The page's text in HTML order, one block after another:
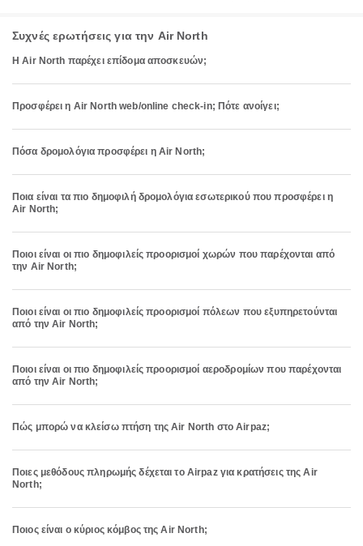
Συχνές ερωτήσεις για την Air North
Η Air North παρέχει επίδομα αποσκευών;
Προσφέρει η Air North web/online check-in; Πότε ανοίγει;
Πόσα δρομολόγια προσφέρει η Air North;
Ποια είναι τα πιο δημοφιλή δρομολόγια εσωτερικού που προσφέρει η
Air North;
Ποιοι είναι οι πιο δημοφιλείς προορισμοί χωρών που παρέχονται από
την Air North;
Ποιοι είναι οι πιο δημοφιλείς προορισμοί πόλεων που εξυπηρετούνται
από την Air North;
Ποιοι είναι οι πιο δημοφιλείς προορισμοί αεροδρομίων που παρέχονται
από την Air North;
Πώς μπορώ να κλείσω πτήση της Air North στο Airpaz;
Ποιες μεθόδους πληρωμής δέχεται το Airpaz για κρατήσεις της Air
North;
Ποιος είναι ο κύριος κόμβος της Air North;